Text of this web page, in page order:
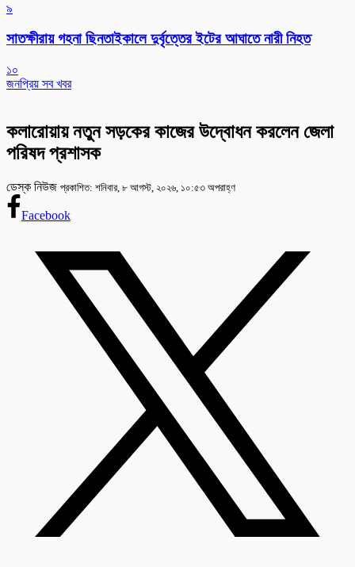
৯
সাতক্ষীরায় গহনা ছিনতাইকালে দুর্বৃত্তের ইটের আঘাতে নারী নিহত
১০
জনপ্রিয় সব খবর
কলারোয়ায় নতুন সড়কের কাজের উদ্বোধন করলেন জেলা
পরিষদ প্রশাসক
ডেস্ক নিউজ প্রকাশিত: শনিবার, ৮ আগস্ট, ২০২৬, ১০:৫৩ অপরাহ্ণ
Facebook